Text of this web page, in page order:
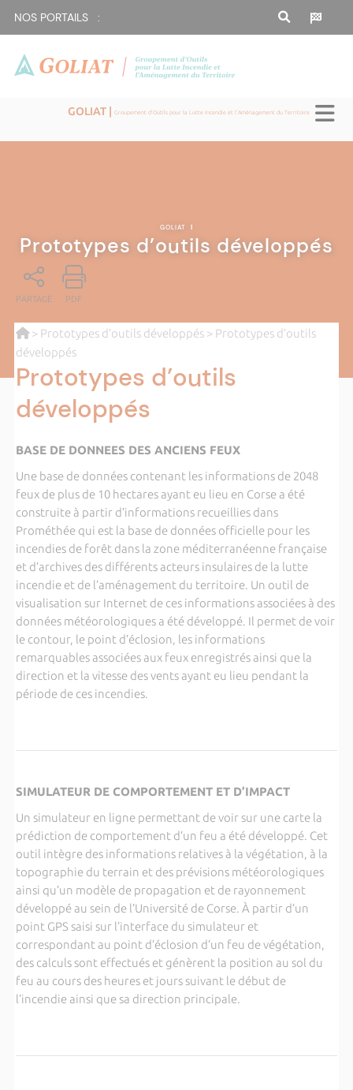
NOS PORTAILS :
GOLIAT |Groupement d'Outils pour la Lutte Incendie et l'Aménagement du Territoire
GOLIAT |
Prototypes d’outils développés
PARTAGE PDF
> Prototypes d’outils développés> Prototypes d’outils
développés
Prototypes d’outils
développés
BASE DE DONNEES DES ANCIENS FEUX
Une base de données contenant les informations de 2048
feux de plus de 10 hectares ayant eu lieu en Corse a été
construite à partir d’informations recueillies dans
Prométhée qui est la base de données officielle pour les
incendies de forêt dans la zone méditerranéenne française
et d’archives des différents acteurs insulaires de la lutte
incendie et de l’aménagement du territoire. Un outil de
visualisation sur Internet de ces informations associées à des
données météorologiques a été développé. Il permet de voir
le contour, le point d’éclosion, les informations
remarquables associées aux feux enregistrés ainsi que la
direction et la vitesse des vents ayant eu lieu pendant la
période de ces incendies.
SIMULATEUR DE COMPORTEMENT ET D’IMPACT
Un simulateur en ligne permettant de voir sur une carte la
prédiction de comportement d’un feu a été développé. Cet
outil intègre des informations relatives à la végétation, à la
topographie du terrain et des prévisions météorologiques
ainsi qu’un modèle de propagation et de rayonnement
développé au sein de l’Université de Corse. À partir d’un
point GPS saisi sur l’interface du simulateur et
correspondant au point d’éclosion d’un feu de végétation,
des calculs sont effectués et génèrent la position au sol du
feu au cours des heures et jours suivant le début de
l’incendie ainsi que sa direction principale.